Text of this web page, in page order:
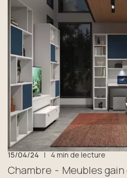
15/04/24 | 4 min de lecture
Chambre Meubles